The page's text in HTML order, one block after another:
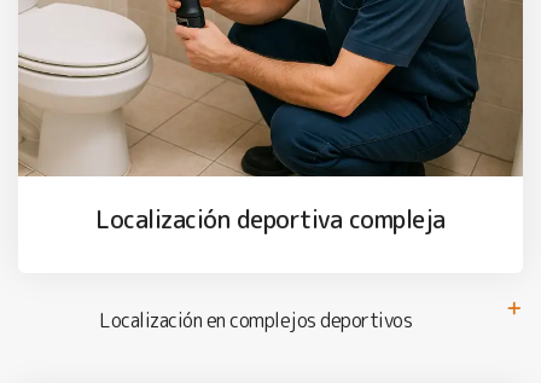
Localización deportiva compleja
Localización en complejos deportivos